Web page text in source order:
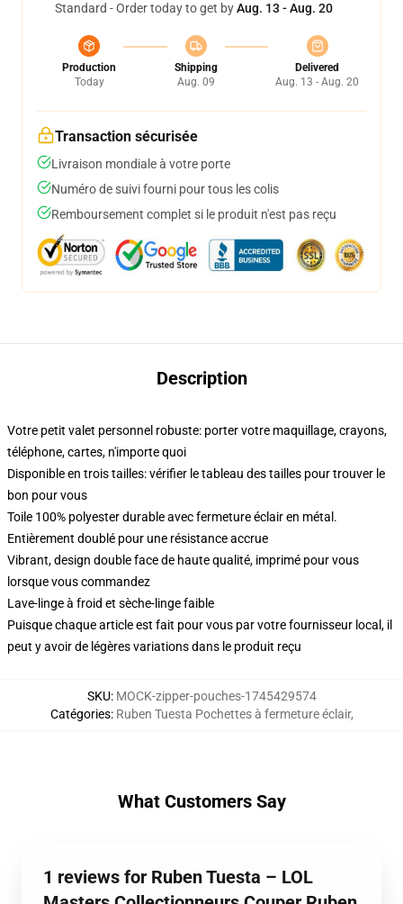
Standard - Order today to get byAug. 13 - Aug. 20
Production
Today
Shipping
Aug. 09
Delivered
Aug. 13 - Aug. 20
Transaction sécurisée
Livraison mondiale à votre porte
Numéro de suivi fourni pour tous les colis
Remboursement complet si le produit n'est pas reçu
Description
Votre petit valet personnel robuste: porter votre maquillage, crayons,
téléphone, cartes, n'importe quoi
Disponible en trois tailles: vérifier le tableau des tailles pour trouver le
bon pour vous
Toile 100% polyester durable avec fermeture éclair en métal.
Entièrement doublé pour une résistance accrue
Vibrant, design double face de haute qualité, imprimé pour vous
lorsque vous commandez
Lave-linge à froid et sèche-linge faible
Puisque chaque article est fait pour vous par votre fournisseur local, il
peut y avoir de légères variations dans le produit reçu
SKU: MOCK-zipper-pouches-1745429574
Catégories: Ruben Tuesta Pochettes à fermeture éclair,
What Customers Say
1 reviews for Ruben Tuesta – LOL